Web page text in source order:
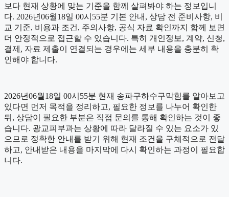
보다 현재 상황에 맞는 기준을 함께 살펴봐야 하는 정보입니
다. 2026년06월18일 00시55분 기본 안내, 상담 전 준비사항, 비
교 기준, 비용과 조건, 주의사항, 공식 자료 확인까지 함께 보면
더 안정적으로 접근할 수 있습니다. 특히 개인정보, 계약, 신청,
결제, 자료 제출이 연결되는 경우에는 세부 내용을 충분히 확
인해야 합니다.
2026년06월18일 00시55분 현재 송파구하수구막힘를 알아보고
있다면 먼저 목적을 정리하고, 필요한 정보를 나누어 확인한
뒤, 상담이 필요한 부분은 직접 문의를 통해 확인하는 것이 좋
습니다. 광교피부과는 상황에 따라 달라질 수 있는 요소가 있
으므로 정확한 안내를 받기 위해 현재 조건을 구체적으로 전달
하고, 안내받은 내용을 마지막에 다시 확인하는 과정이 필요합
니다.